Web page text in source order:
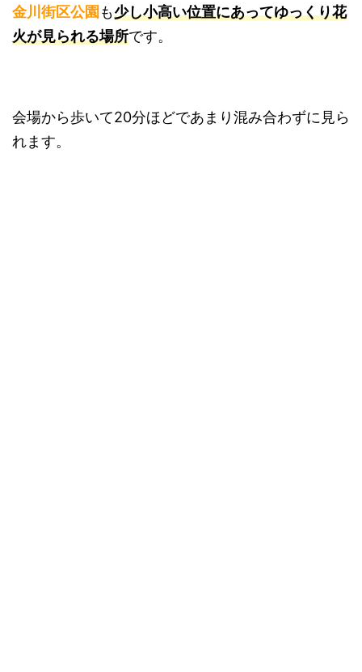
金川街区公園 も少し小高い位置にあってゆっくり花
火が見られる場所です。
会場から歩いて20分ほどであまり混み合わずに見ら
れます。